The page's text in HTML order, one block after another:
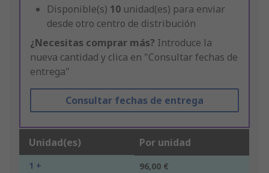
Disponible(s) 10 unidad(es) para enviar
desde otro centro de distribución
¿Necesitas comprar más? Introduce la
nueva cantidad y clica en "Consultar fechas de
entrega"
Consultar fechas de entrega
Unidad(es) Por unidad
1 + 96,00 €